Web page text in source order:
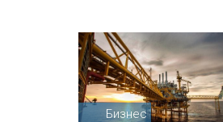
Бизнес